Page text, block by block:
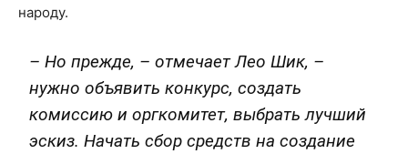
народу.
– Но прежде, – отмечает Лео Шик, –
нужно объявить конкурс, создать
комиссию и оргкомитет, выбрать лучший
эскиз. Начать сбор средств на создание